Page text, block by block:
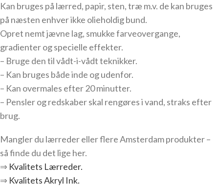
Kan bruges på lærred, papir, sten, træ m.v. de kan bruges
på næsten enhver ikke olieholdig bund.
Opret nemt jævne lag, smukke farveovergange,
gradienter og specielle effekter.
– Bruge den til vådt-i-vådt teknikker.
– Kan bruges både inde og udenfor.
– Kan overmales efter 20 minutter.
– Pensler og redskaber skal rengøres i vand, straks efter
brug.
Mangler du lærreder eller flere Amsterdam produkter –
så finde du det lige her.
⇒ Kvalitets Lærreder.
⇒ Kvalitets Akryl Ink.